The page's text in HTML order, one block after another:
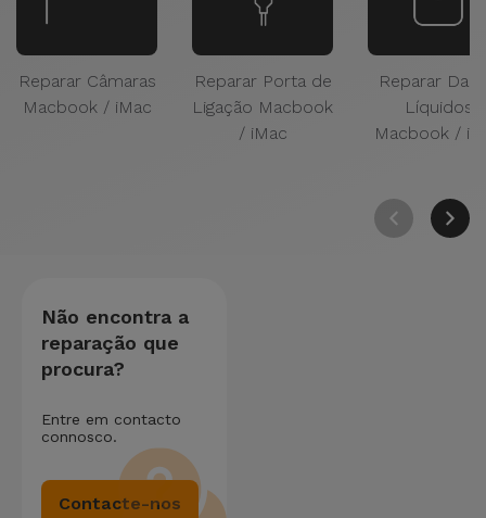
Reparar Câmaras
Macbook / iMac
Reparar Porta de
Ligação Macbook
/ iMac
Reparar
Líquidos
Macbook /
Não encontra a
reparação que
procura?
Entre em contacto
connosco.
Contacte-nos